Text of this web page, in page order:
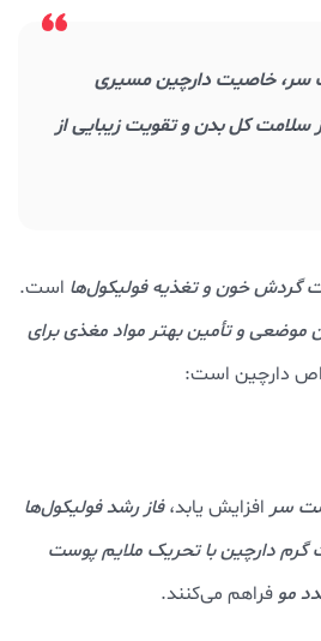
سر، خاصیت دارچین مسیری
سلامت کل بدن و تقویت زیبایی از
گردش خون و تغذیه فولیکول‌ها است.
موضعی و تأمین بهتر مواد مغذی برای
دارچین است:
سر افزایش یابد،فاز رشد فولیکول‌ها
گرم‌ دارچین با تحریک ملایم پوست
مو فراهم می‌کنند.